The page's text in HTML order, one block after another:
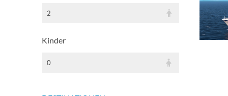
2
Kinder
0